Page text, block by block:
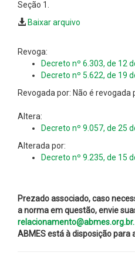
Seção 1.
Baixar arquivo
Revoga:
Decreto nº 6.303, de 12
Decreto nº 5.622, de 19
Revogada por: Não é revogada
Altera:
Decreto nº 9.057, de 25
Alterada por:
Decreto nº 9.235, de 15
Prezado associado, caso
a norma em questão, envie
relacionamento@abmes.org.br.
ABMES está à disposição para